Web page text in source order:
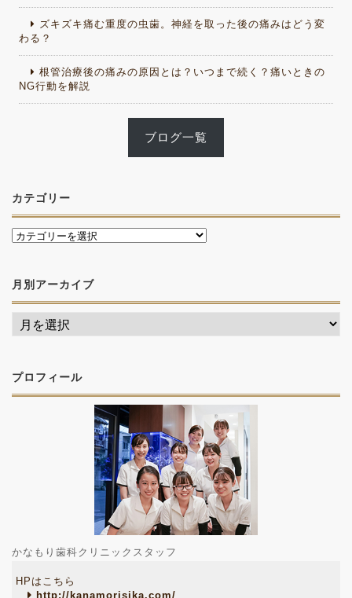
ズキズキ痛む重度の虫歯。神経を取った後の痛みはどう変
わる？
根管治療後の痛みの原因とは？いつまで続く？痛いときの
NG行動を解説
ブログ一覧
カテゴリー
月別アーカイブ
プロフィール
かなもり歯科クリニックスタッフ
HPはこちら
http://kanamorisika.com/